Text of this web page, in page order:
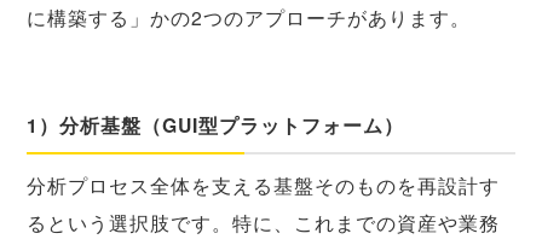
に構築する」かの2つのアプローチがあります。
1）分析基盤（GUI型プラットフォーム）
分析プロセス全体を支える基盤そのものを再設計す
るという選択肢です。特に、これまでの資産や業務